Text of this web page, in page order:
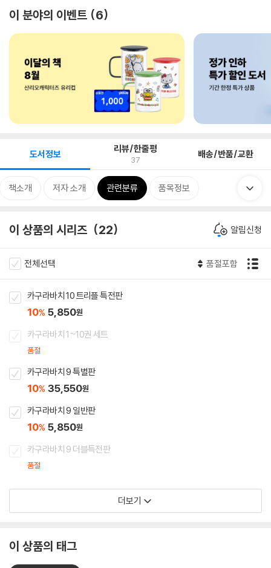
이 분야의 이벤트 6
도서정보 리뷰/한줄평
37 배송/반품/교환
책소개 저자 소개 관련분류 품목정보
이 상품의 시리즈 22 알림신청
전체선택 품절포함
카구라바치 10 트리플 특전판
10% 5,850원
카구라바치 1~10권 세트
품절
카구라바치 9 특별판
10% 35,550원
카구라바치 9 일반판
10% 5,850원
카구라바치 9 더블특전판
품절
더보기
이 상품의 태그